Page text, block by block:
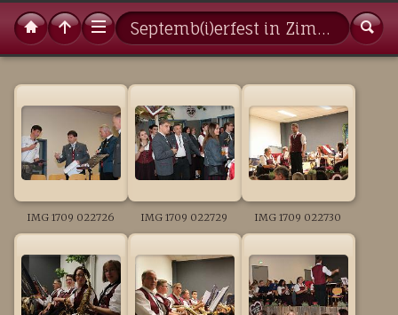
Septemb(i)erfest in Zimmern
IMG 1709 022726 IMG 1709 022729 IMG 1709 022730